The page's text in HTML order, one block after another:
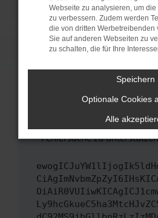
Veraltete Software birgt
Sicherheitsrisiko, sondern
führen, dass bestimmte
unterstützt werden.
Wende dich an den
Wenn du alle oben
hast, kontaktiere uns bitte.
uns diesen Text schicken,
Fehlersuche zu
Webseite zu analysieren, um
zu verbessern. Zudem werden
die von dritten Werbetreibenden
Sie auf anderen Webseiten zu
zu schalten, die für Ihre
Speichern
Optionale Cookies
Alle